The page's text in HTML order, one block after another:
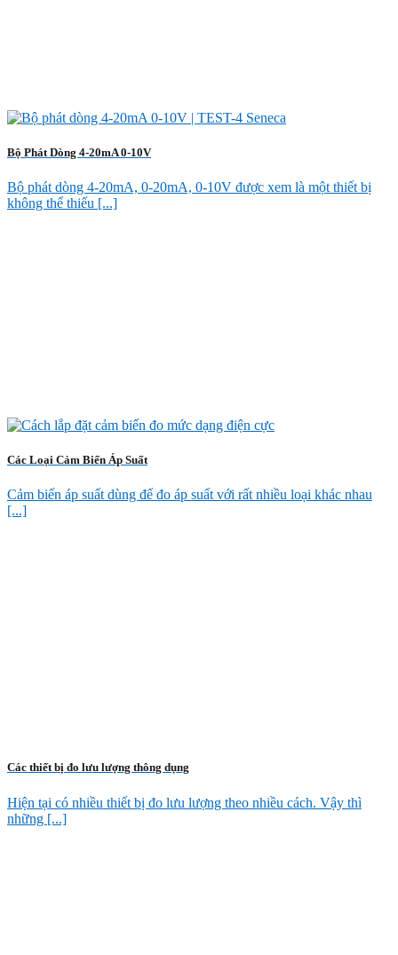
Bộ Phát Dòng 4-20mA 0-10V
Bộ phát dòng 4-20mA, 0-20mA, 0-10V được xem là một thiết bị
không thể thiếu [...]
Các Loại Cảm Biến Áp Suất
Cảm biến áp suất dùng để đo áp suất với rất nhiều loại khác nhau
[...]
Các thiết bị đo lưu lượng thông dụng
Hiện tại có nhiều thiết bị đo lưu lượng theo nhiều cách. Vậy thì
những [...]